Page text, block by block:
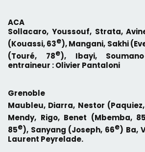
ACA
Sollacaro, Youssouf, Strata,
(Kouassi, 63e), Mangani, Sakhi
(Touré, 78e), Ibayi,
entraineur : Olivier Pantaloni
Grenoble
Maubleu, Diarra, Nestor
Mendy, Rigo, Benet (Mbemba, 85
85e), Sanyang (Joseph, 66e) Ba,
Laurent Peyrelade.